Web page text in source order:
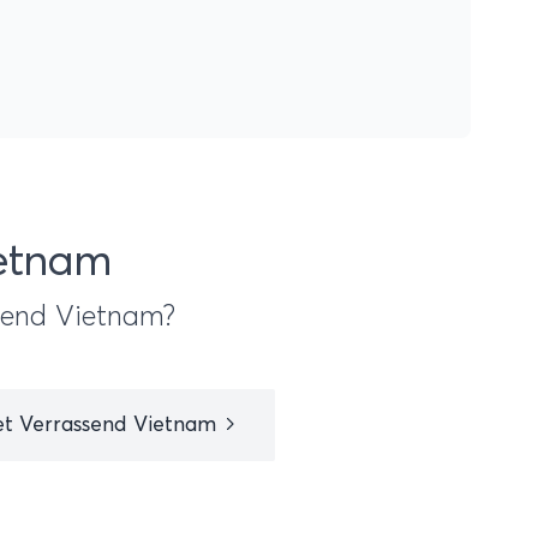
Vietnam?
Verrassend Vietnam